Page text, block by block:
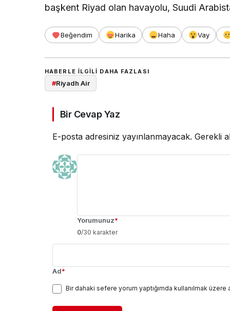
başkent Riyad olan havayolu, Suudi
Beğendim Harika Haha Vay
HABERLE ILGILI DAHA FAZLASI
#Riyadh Air
Bir Cevap Yaz
E-posta adresiniz yayınlanmayacak. Gerekli
Yorumunuz*
0/30 karakter
Ad*
Bir dahaki sefere yorum yaptığımda kullanılmak